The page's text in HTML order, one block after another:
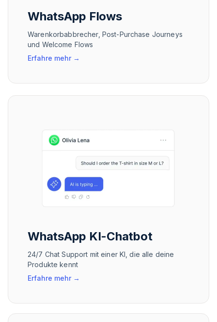
WhatsApp Flows
Warenkorbabbrecher, Post-Purchase Journeys
und Welcome Flows
Erfahre mehr→
WhatsApp KI-Chatbot
24/7 Chat Support mit einer KI, die alle deine
Produkte kennt
Erfahre mehr→